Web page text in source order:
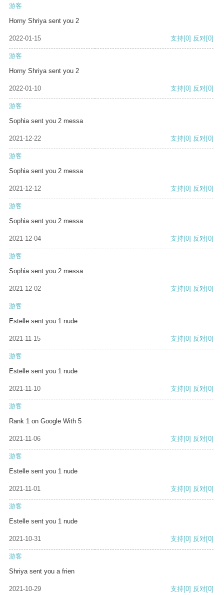
游客
Horny Shriya sent you 2
2022-01-15 支持[0] 反对[0]
游客
Horny Shriya sent you 2
2022-01-10 支持[0] 反对[0]
游客
Sophia sent you 2 messa
2021-12-22 支持[0] 反对[0]
游客
Sophia sent you 2 messa
2021-12-12 支持[0] 反对[0]
游客
Sophia sent you 2 messa
2021-12-04 支持[0] 反对[0]
游客
Sophia sent you 2 messa
2021-12-02 支持[0] 反对[0]
游客
Estelle sent you 1 nude
2021-11-15 支持[0] 反对[0]
游客
Estelle sent you 1 nude
2021-11-10 支持[0] 反对[0]
游客
Rank 1 on Google With 5
2021-11-06 支持[0] 反对[0]
游客
Estelle sent you 1 nude
2021-11-01 支持[0] 反对[0]
游客
Estelle sent you 1 nude
2021-10-31 支持[0] 反对[0]
游客
Shriya sent you a frien
2021-10-29 支持[0] 反对[0]